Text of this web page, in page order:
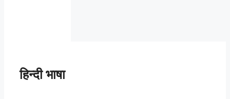
हिन्दी भाषा